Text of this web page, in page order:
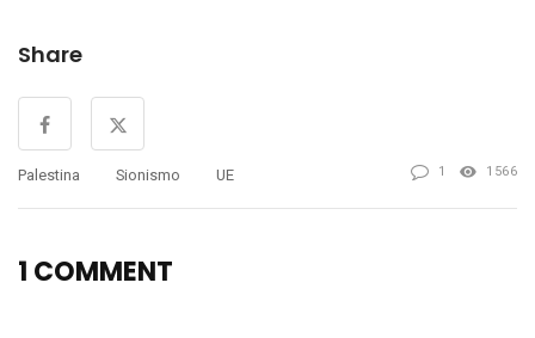
incremento desmesurado
defensa acordados…
Share
Palestina Sionismo UE 1 1566
1 COMMENT